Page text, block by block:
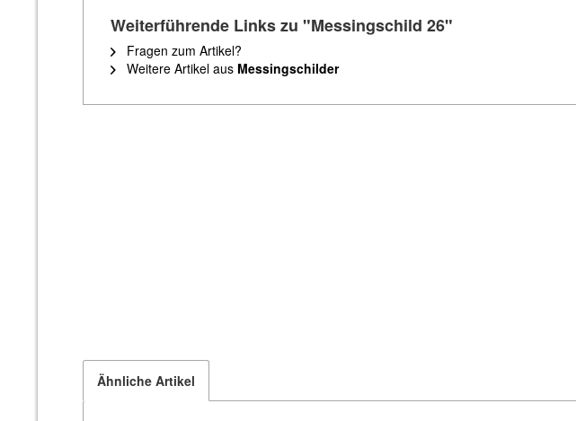
Weiterführende Links zu "Messingschild 26"
Fragen zum Artikel?
Weitere Artikel aus Messingschilder
Ähnliche Artikel